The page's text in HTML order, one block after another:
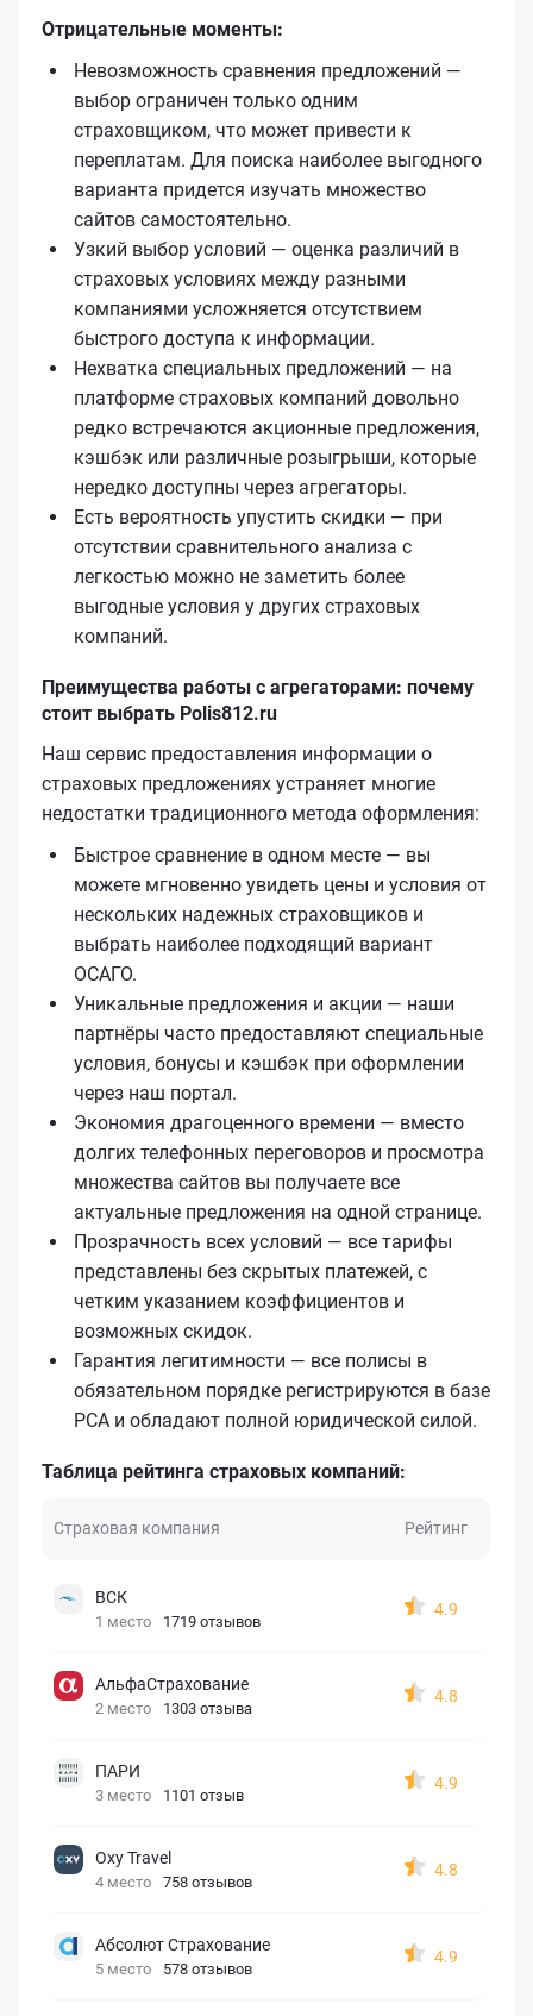
Отрицательные моменты:
Невозможность сравнения предложений —
выбор ограничен только одним
страховщиком, что может привести к
переплатам. Для поиска наиболее выгодного
варианта придется изучать множество
сайтов самостоятельно.
Узкий выбор условий — оценка различий в
страховых условиях между разными
компаниями усложняется отсутствием
быстрого доступа к информации.
Нехватка специальных предложений — на
платформе страховых компаний довольно
редко встречаются акционные предложения,
кэшбэк или различные розыгрыши, которые
нередко доступны через агрегаторы.
Есть вероятность упустить скидки — при
отсутствии сравнительного анализа с
легкостью можно не заметить более
выгодные условия у других страховых
компаний.
Преимущества работы с агрегаторами: почему
стоит выбрать Polis812.ru
Наш сервис предоставления информации о
страховых предложениях устраняет многие
недостатки традиционного метода оформления:
Быстрое сравнение в одном месте — вы
можете мгновенно увидеть цены и условия от
нескольких надежных страховщиков и
выбрать наиболее подходящий вариант
ОСАГО.
Уникальные предложения и акции — наши
партнёры часто предоставляют специальные
условия, бонусы и кэшбэк при оформлении
через наш портал.
Экономия драгоценного времени — вместо
долгих телефонных переговоров и просмотра
множества сайтов вы получаете все
актуальные предложения на одной странице.
Прозрачность всех условий — все тарифы
представлены без скрытых платежей, с
четким указанием коэффициентов и
возможных скидок.
Гарантия легитимности — все полисы в
обязательном порядке регистрируются в базе
РСА и обладают полной юридической силой.
Таблица рейтинга страховых компаний:
Страховая компания Рейтинг
ВСК
1 место 1719 отзывов
4.9
АльфаСтрахование
2 место 1303 отзыва
4.8
ПАРИ
3 место 1101 отзыв
4.9
Oxy Travel
4 место 758 отзывов
4.8
Абсолют Страхование
5 место 578 отзывов
4.9